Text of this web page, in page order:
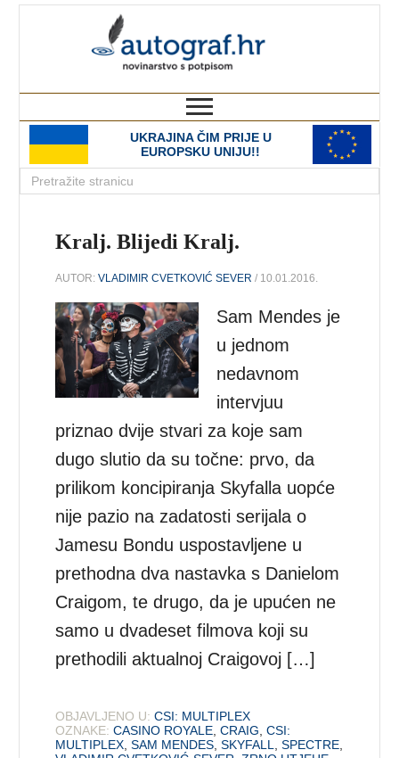
UKRAJINA ČIM PRIJE U
EUROPSKU UNIJU!!
Kralj. Blijedi Kralj.
AUTOR:VLADIMIR CVETKOVIĆ SEVER / 10.01.2016.
Sam Mendes je
u jednom
nedavnom
intervjuu
priznao dvije stvari za koje sam
dugo slutio da su točne: prvo, da
prilikom koncipiranja Skyfalla uopće
nije pazio na zadatosti serijala o
Jamesu Bondu uspostavljene u
prethodna dva nastavka s Danielom
Craigom, te drugo, da je upućen ne
samo u dvadeset filmova koji su
prethodili aktualnoj Craigovoj […]
OBJAVLJENO U: CSI: MULTIPLEX
OZNAKE: CASINO ROYALE ,CRAIG ,CSI:
MULTIPLEX ,SAM MENDES ,SKYFALL ,SPECTRE